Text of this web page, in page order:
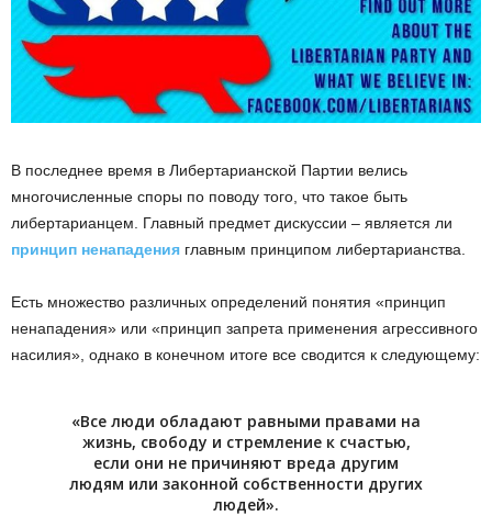
В последнее время в Либертарианской Партии велись
многочисленные споры по поводу того, что такое быть
либертарианцем. Главный предмет дискуссии – является ли
принцип ненападения главным принципом либертарианства.
Есть множество различных определений понятия «принцип
ненападения» или «принцип запрета применения агрессивного
насилия», однако в конечном итоге все сводится к следующему:
«Все люди обладают равными правами на
жизнь, свободу и стремление к счастью,
если они не причиняют вреда другим
людям или законной собственности других
людей».